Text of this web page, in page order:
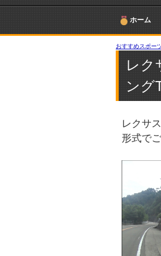
ホーム
おすすめスポー
レク
ング
レクサ
形式で